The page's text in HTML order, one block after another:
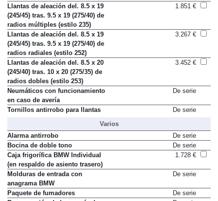
radios en estrella (estilo 251)
Llantas de aleación del. 8.5 x 19
(245/45) tras. 9.5 x 19 (275/40) de
radios múltiples (estilo 235)
Llantas de aleación del. 8.5 x 19
(245/45) tras. 9.5 x 19 (275/40) de
radios radiales (estilo 252)
Llantas de aleación del. 8.5 x 20
(245/40) tras. 10 x 20 (275/35) de
radios dobles (estilo 253)
Neumáticos con funcionamiento
en caso de avería
Varios
Alarma antirrobo
De serie
Bocina de doble tono
De serie
Caja frigorífica BMW Individual
(en respaldo de asiento trasero)
Molduras de entrada con
anagrama BMW